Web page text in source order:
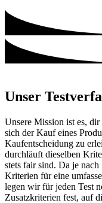
Unser
Unsere Mission ist es,
sich der Kauf eines
Kaufentscheidung zu
durchläuft dieselben
stets fair sind. Da je
Kriterien für eine
legen wir für jeden Test
Zusatzkriterien fest, auf